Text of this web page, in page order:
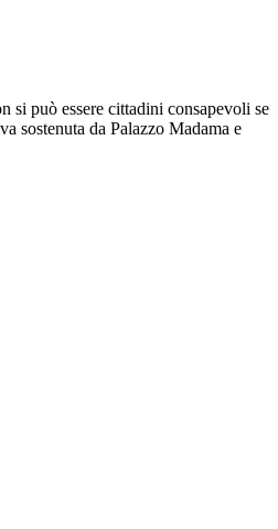
si può essere cittadini consapevoli se
sostenuta da Palazzo Madama e